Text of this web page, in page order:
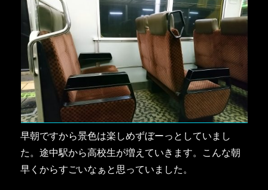
早朝ですから景色は楽しめずぼーっとしていまし
た。途中駅から高校生が増えていきます。こんな朝
早くからすごいなぁと思っていました。